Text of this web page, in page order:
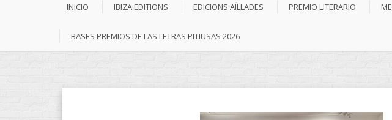
INICIO IBIZA EDITIONS EDICIONS AÏLLADES PREMIO LITERARIO
BASES PREMIOS DE LAS LETRAS PITIUSAS 2026